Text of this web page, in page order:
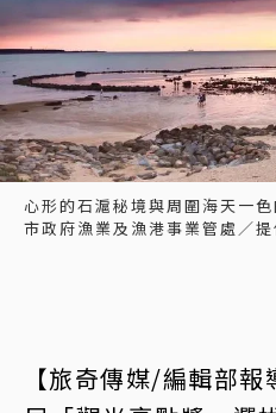
心形的石滬秘境與周圍海天一
市政府漁業及漁港事業管處／提
【旅奇傳媒/編輯部